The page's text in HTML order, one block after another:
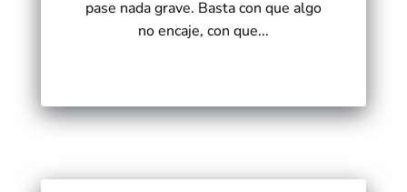
pase nada grave. Basta con que algo
no encaje, con que...